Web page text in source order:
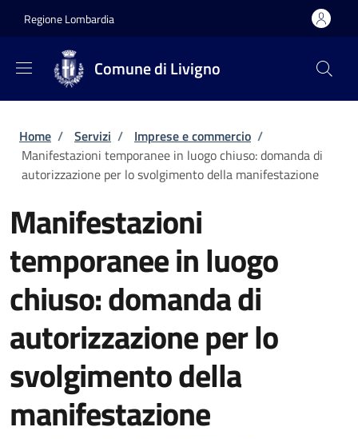
Regione Lombardia
Comune di Livigno
Briciole di pane
Home / Servizi / Imprese e commercio /
Manifestazioni temporanee in luogo chiuso: domanda di
autorizzazione per lo svolgimento della manifestazione
Manifestazioni
temporanee in luogo
chiuso: domanda di
autorizzazione per lo
svolgimento della
manifestazione